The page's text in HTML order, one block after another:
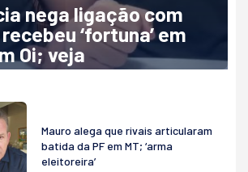
nega ligação com
‘fortuna’ em
Oi; veja
Mauro alega que rivais articularam
batida da PF em MT; ‘arma
eleitoreira’